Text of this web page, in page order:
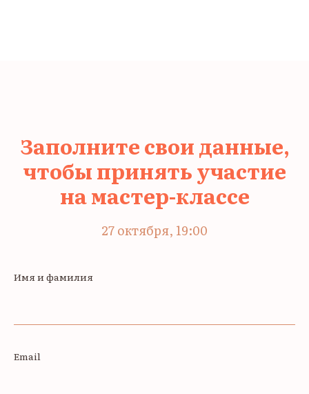
Заполните свои данные,
чтобы принять участие
на мастер-классе
27 октября, 19:00
Имя и фамилия
Email